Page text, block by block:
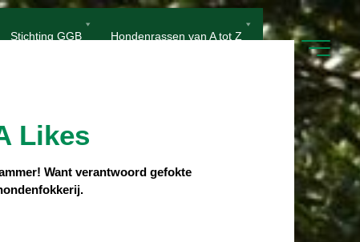
Stichting GGB Hondenrassen van A tot Z
Likes
Want verantwoord gefokte